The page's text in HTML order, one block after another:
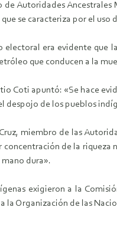
de Autoridades
se caracteriza por el uso
era evidente que
que conducen a la
Coti apuntó: «Se hace
despojo de los pueblos
miembro de las
concentración de la
dura».
exigieron a la
la Organización de las